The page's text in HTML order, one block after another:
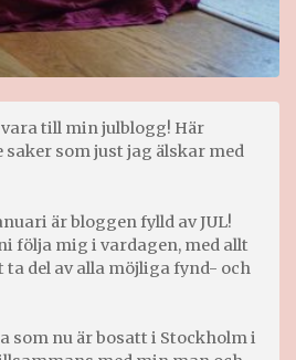
till min julblogg! Här
saker som just jag älskar med
är bloggen fylld av JUL!
följa mig i vardagen, med allt
ta del av alla möjliga fynd- och
som nu är bosatt i Stockholm i